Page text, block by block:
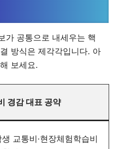
가 공통으로 내세우는 핵
방식은 제각각입니다. 아
보세요.
경감 대표 공약
교통비·현장체험학습비